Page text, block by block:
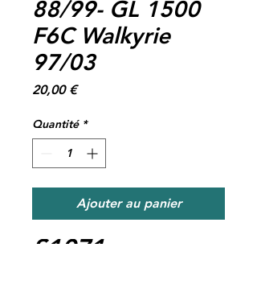
88/99- GL 1500
F6C Walkyrie
97/03
20,00 €Prix
Quantité *
Ajouter au panier
S1071-